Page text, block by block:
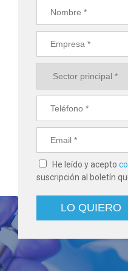
He leído y acepto
suscripción al boletín